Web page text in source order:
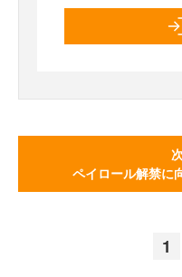
ペイロール解禁に
1